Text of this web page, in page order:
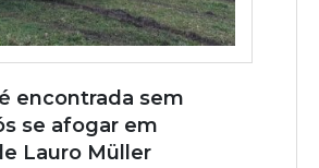
encontrada sem
se afogar em
Lauro Müller